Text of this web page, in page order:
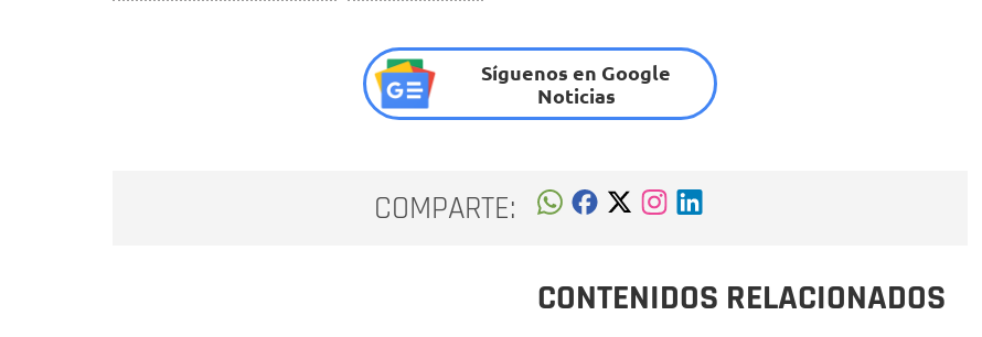
Síguenos en Google
Noticias
COMPARTE:
CONTENIDOS RELACIONADOS